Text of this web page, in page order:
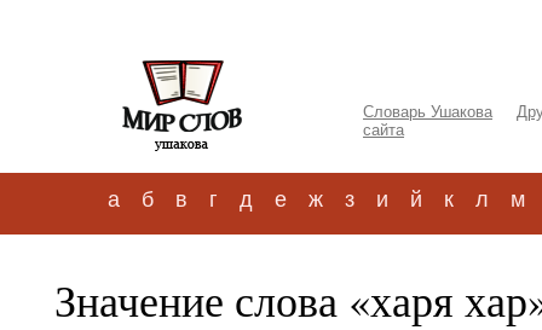
Словарь Ушакова
сайта
а б в г д е ж з и й к л м
Значение слова «харя